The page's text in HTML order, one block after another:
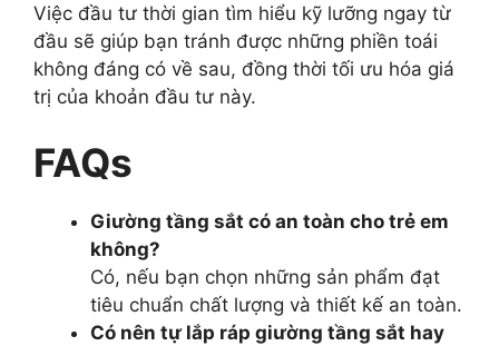
Việc đầu tư thời gian tìm hiểu kỹ lưỡng ngay từ
đầu sẽ giúp bạn tránh được những phiền toái
không đáng có về sau, đồng thời tối ưu hóa giá
trị của khoản đầu tư này.
FAQs
Giường tầng sắt có an toàn cho trẻ em
không?
Có, nếu bạn chọn những sản phẩm đạt
tiêu chuẩn chất lượng và thiết kế an toàn.
Có nên tự lắp ráp giường tầng sắt hay